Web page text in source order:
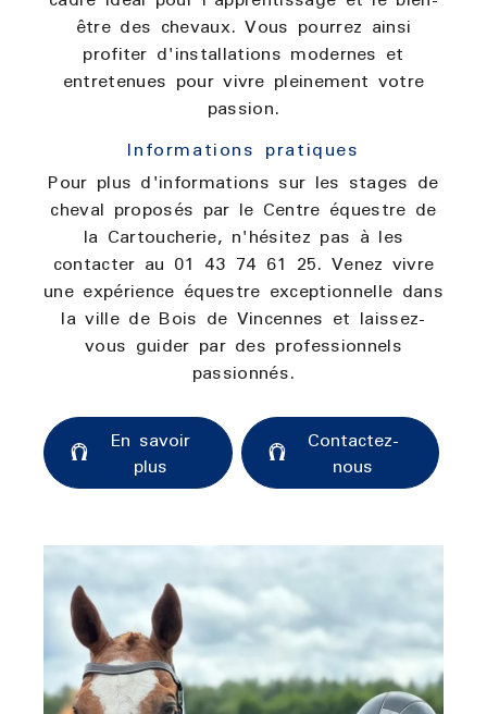
être des chevaux. Vous pourrez ainsi
profiter d'installations modernes et
entretenues pour vivre pleinement votre
passion.
Informations pratiques
Pour plus d'informations sur les stages de
cheval proposés par le Centre équestre de
la Cartoucherie, n'hésitez pas à les
contacter au 01 43 74 61 25. Venez vivre
une expérience équestre exceptionnelle dans
la ville de Bois de Vincennes et laissez-
vous guider par des professionnels
passionnés.
En savoir
plus
Contactez-
nous